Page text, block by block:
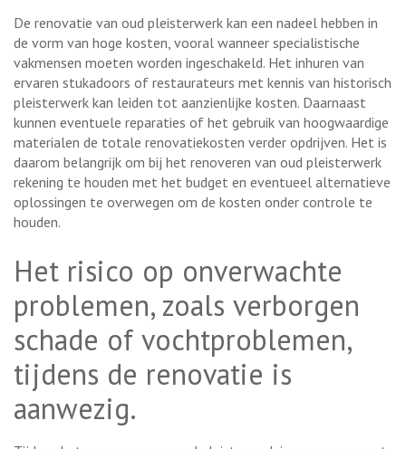
De renovatie van oud pleisterwerk kan een nadeel hebben in
de vorm van hoge kosten, vooral wanneer specialistische
vakmensen moeten worden ingeschakeld. Het inhuren van
ervaren stukadoors of restaurateurs met kennis van historisch
pleisterwerk kan leiden tot aanzienlijke kosten. Daarnaast
kunnen eventuele reparaties of het gebruik van hoogwaardige
materialen de totale renovatiekosten verder opdrijven. Het is
daarom belangrijk om bij het renoveren van oud pleisterwerk
rekening te houden met het budget en eventueel alternatieve
oplossingen te overwegen om de kosten onder controle te
houden.
Het risico op onverwachte
problemen, zoals verborgen
schade of vochtproblemen,
tijdens de renovatie is
aanwezig.